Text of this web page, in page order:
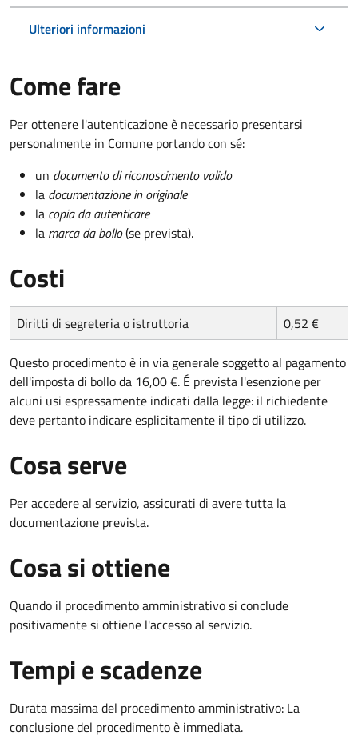
Ulteriori informazioni
Come fare
Per ottenere l'autenticazione è necessario presentarsi
personalmente in Comune portando con sé:
un documento di riconoscimento valido
la documentazione in originale
la copia da autenticare
la marca da bollo(se prevista).
Costi
Diritti di segreteria o istruttoria 0,52 €
Questo procedimento è in via generale soggetto al pagamento
dell'imposta di bollo da 16,00 €. É prevista l'esenzione per
alcuni usi espressamente indicati dalla legge: il richiedente
deve pertanto indicare esplicitamente il tipo di utilizzo.
Cosa serve
Per accedere al servizio, assicurati di avere tutta la
documentazione prevista.
Cosa si ottiene
Quando il procedimento amministrativo si conclude
positivamente si ottiene l'accesso al servizio.
Tempi e scadenze
Durata massima del procedimento amministrativo: La
conclusione del procedimento è immediata.